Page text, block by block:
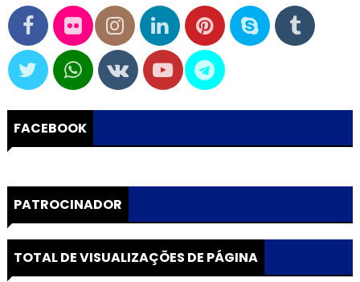
FACEBOOK
PATROCINADOR
TOTAL DE VISUALIZAÇÕES DE PÁGINA